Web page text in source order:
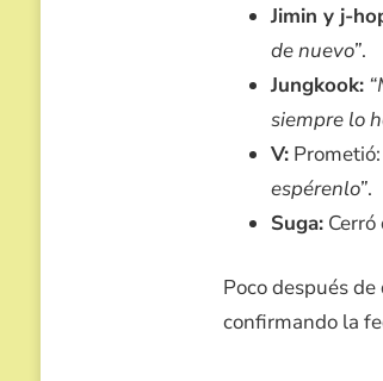
Jimin y j-
de nuevo”.
Jungkook:
siempre lo
V:Prometió:
espérenlo”.
Suga:Cerró
Poco después
confirmando la